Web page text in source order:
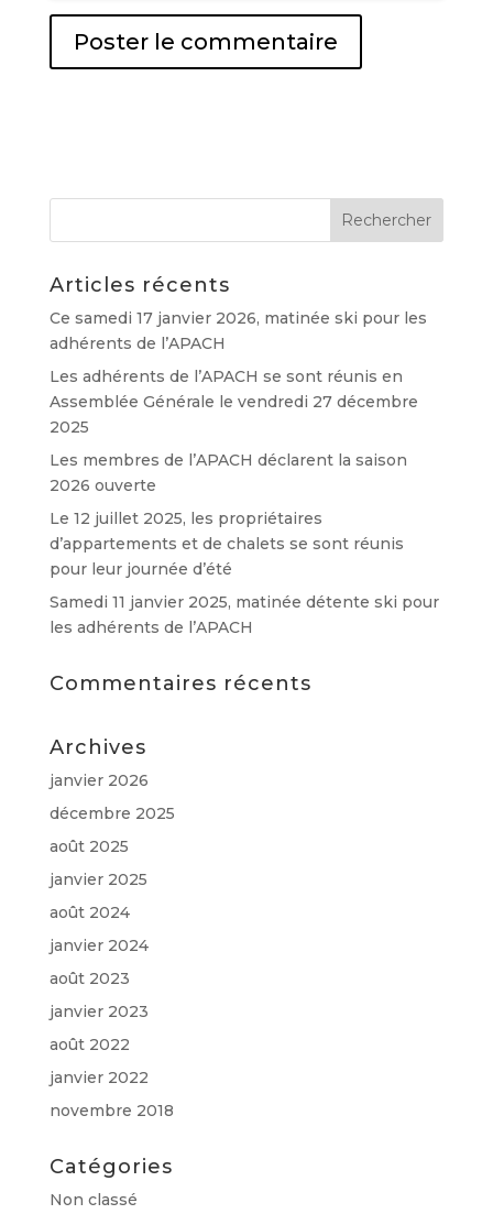
Articles récents
Ce samedi 17 janvier 2026, matinée ski pour les
adhérents de l’APACH
Les adhérents de l’APACH se sont réunis en
Assemblée Générale le vendredi 27 décembre
2025
Les membres de l’APACH déclarent la saison
2026 ouverte
Le 12 juillet 2025, les propriétaires
d’appartements et de chalets se sont réunis
pour leur journée d’été
Samedi 11 janvier 2025, matinée détente ski pour
les adhérents de l’APACH
Commentaires récents
Archives
janvier 2026
décembre 2025
août 2025
janvier 2025
août 2024
janvier 2024
août 2023
janvier 2023
août 2022
janvier 2022
novembre 2018
Catégories
Non classé